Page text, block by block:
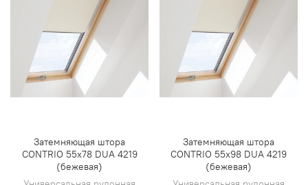
Затемняющая штора
CONTRIO 55х78 DUA 4219
(бежевая)
Затемняющая штора
CONTRIO 55х98 DUA 4219
(бежевая)